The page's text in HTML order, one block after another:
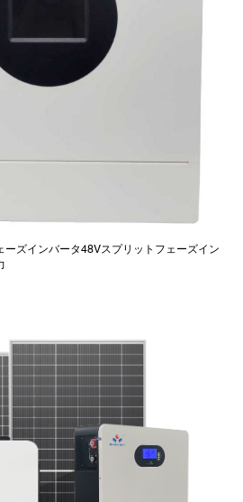
ズインバータ48Vスプリットフェーズイン